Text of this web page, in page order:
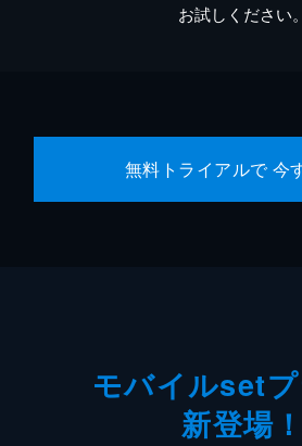
お試しください。
無料トライアルで 今
モバイルset
新登場！